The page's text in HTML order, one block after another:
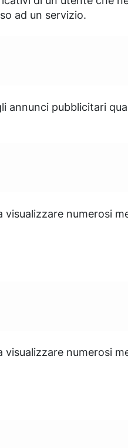
ad un servizio.
annunci pubblicitari
numerosi
numerosi